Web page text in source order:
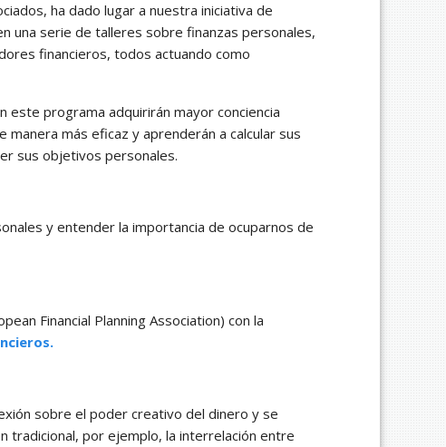
ha dado lugar a nuestra iniciativa de
una serie de talleres sobre finanzas personales,
financieros, todos actuando como
programa adquirirán mayor conciencia
más eficaz y aprenderán a calcular sus
sus objetivos personales.
y entender la importancia de ocuparnos de
Financial Planning Association) con la
sobre el poder creativo del dinero y se
tradicional, por ejemplo, la interrelación entre